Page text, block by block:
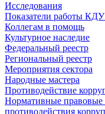
Исследования
Показатели работы КДУ
Коллегам в помощь
Культурное наследие
Федеральный реестр
Региональный реестр
Мероприятия сектора
Народные мастера
Противодействие
Нормативные правовые
противодействия